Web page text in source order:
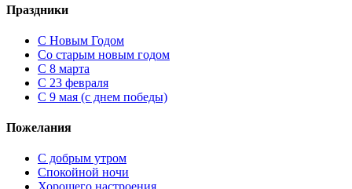
Праздники
C Новым Годом
Cо старым новым годом
С 8 марта
С 23 февраля
С 9 мая (с днем победы)
Пожелания
С добрым утром
Спокойной ночи